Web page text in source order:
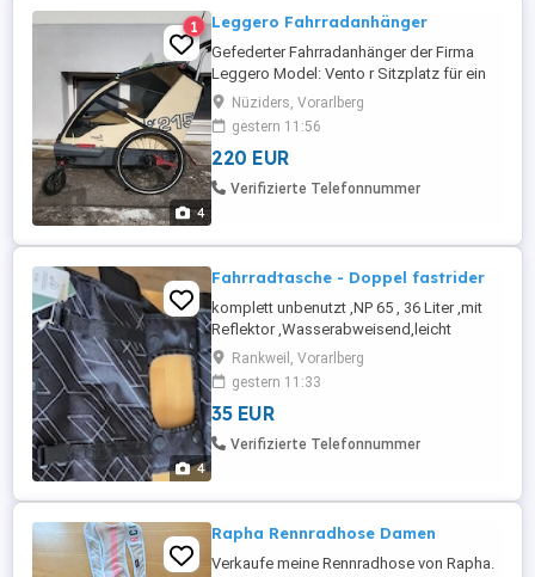
4
1 Leggero Fahrradanhänger
Gefederter Fahrradanhänger der Firma
Leggero Model: Vento r Sitzplatz für ein
oder zwei Kinder Top gefedert Sehr
großer Kofferraum!! Feste Bodenwanne
Räder einfach abzunehmen, gesamter
Anhänger zusammenfaltbar und somit im
Auto transportierbar Überrollbügel aus
Nüziders, Vorarlberg
gestern 11:56
220 EUR
Verifizierte Telefonnummer
4
Fahrradtasche - Doppel fastrider
komplett unbenutzt ,NP 65 , 36 Liter ,mit
Reflektor ,Wasserabweisend,leicht
montierbar
Rankweil, Vorarlberg
gestern 11:33
35 EUR
Verifizierte Telefonnummer
Rapha Rennradhose Damen
Verkaufe meine Rennradhose von Rapha.